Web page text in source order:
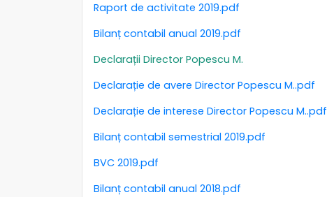
Raport de activitate 2019.pdf
Bilanț contabil anual 2019.pdf
Declarații Director Popescu M.
Declarație de avere Director Popescu M..pdf
Declarație de interese Director Popescu M..pdf
Bilanț contabil semestrial 2019.pdf
BVC 2019.pdf
Bilanț contabil anual 2018.pdf